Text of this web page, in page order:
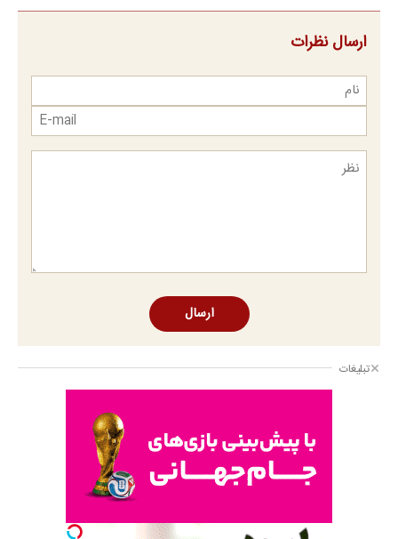
ارسال نظرات
ارسال
تبلیغات